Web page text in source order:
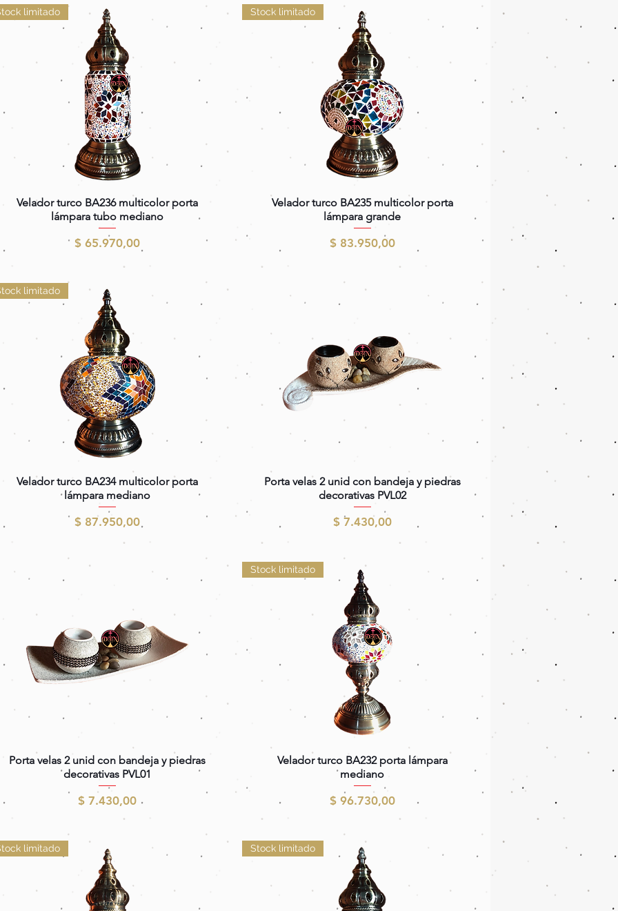
Vista rápida
limitado
Velador turco BA236 multicolor porta
lámpara tubo mediano
Precio
$ 65.970,00
Vista rápida
Stock limitado
Velador turco BA235 multicolor porta
lámpara grande
Precio
$ 83.950,00
Vista rápida
limitado
Velador turco BA234 multicolor porta
lámpara mediano
Precio
$ 87.950,00
Vista rápida
Porta velas 2 unid con bandeja y piedras
decorativas PVL02
Precio
$ 7.430,00
Vista rápida
Porta velas 2 unid con bandeja y piedras
decorativas PVL01
Precio
$ 7.430,00
Vista rápida
Stock limitado
Velador turco BA232 porta lámpara
mediano
Precio
$ 96.730,00
limitado Stock limitado